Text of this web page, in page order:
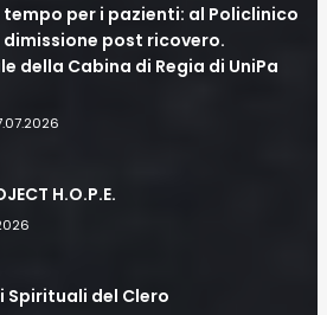
per i pazienti: al Policlinico
post ricovero.
della Cabina di Regia di UniPa
H.O.P.E.
Spirituali del Clero